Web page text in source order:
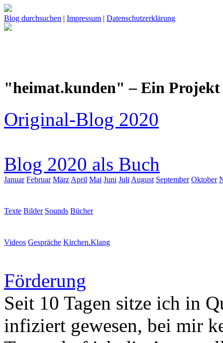
Blog durchsuchen | Impressum | Datenschutzerklärung
"heimat.kunden" – Ein
Original-Blog 2020
Blog 2020 als Buch
Januar Februar März April Mai Juni Juli August September Oktober
Texte Bilder Sounds Bücher
Videos Gespräche Kirchen.Klang
Förderung
Seit 10 Tagen sitze ich in
infiziert gewesen, bei mir